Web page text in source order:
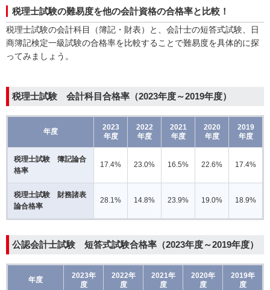
税理士試験の難易度を他の会計資格の合格率と比較！
税理士試験の会計科目（簿記・財表）と、会計士の短答式試験、日
商簿記検定一級試験の合格率を比較することで難易度を具体的に探
ってみましょう。
税理士試験 会計科目合格率（2023年度～2019年度）
年度
2023
年度
2022
年度
2021
年度
2020
年度
2019
年度
税理士試験 簿記論合
格率
17.4% 23.0% 16.5% 22.6% 17.4%
税理士試験 財務諸表
論合格率
28.1% 14.8% 23.9% 19.0% 18.9%
公認会計士試験 短答式試験合格率（2023年度～2019年度）
年度
2023年
度
2022年
度
2021年
度
2020年
度
2019年
度